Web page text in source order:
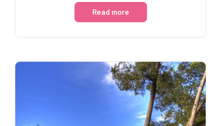
Read more